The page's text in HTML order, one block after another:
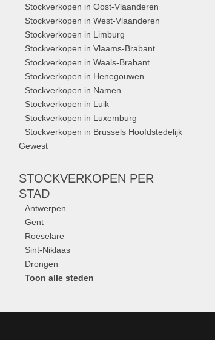
Stockverkopen in Oost-Vlaanderen
Stockverkopen in West-Vlaanderen
Stockverkopen in Limburg
Stockverkopen in Vlaams-Brabant
Stockverkopen in Waals-Brabant
Stockverkopen in Henegouwen
Stockverkopen in Namen
Stockverkopen in Luik
Stockverkopen in Luxemburg
Stockverkopen in Brussels Hoofdstedelijk
Gewest
STOCKVERKOPEN PER
STAD
Antwerpen
Gent
Roeselare
Sint-Niklaas
Drongen
Toon alle steden